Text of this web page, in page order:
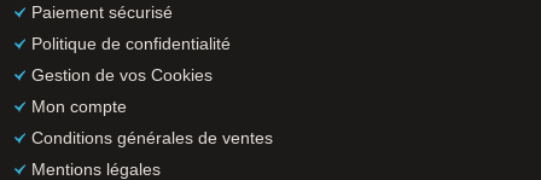
Paiement sécurisé
Politique de confidentialité
Gestion de vos Cookies
Mon compte
Conditions générales de ventes
Mentions légales